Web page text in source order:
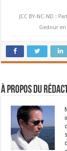
[CC BY-NC-ND :
Gedour
À propos du